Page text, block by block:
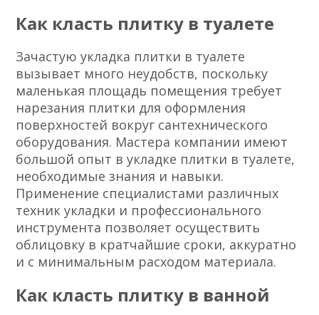
Как класть плитку в туалете
Зачастую укладка плитки в туалете
вызывает много неудобств, поскольку
маленькая площадь помещения требует
нарезания плитки для оформления
поверхностей вокруг сантехнического
оборудования. Мастера компании имеют
большой опыт в укладке плитки в туалете,
необходимые знания и навыки.
Применение специалистами различных
техник укладки и профессионального
инструмента позволяет осуществить
облицовку в кратчайшие сроки, аккуратно
и с минимальным расходом материала.
Как класть плитку в ванной